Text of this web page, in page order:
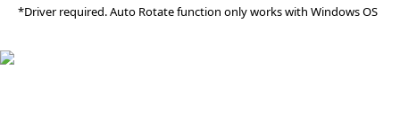
*Driver required. Auto Rotate function only works with Windows OS